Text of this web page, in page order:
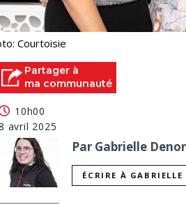
Courtoisie
Partager à
ma communauté
10h00
avril 2025
Par Gabrielle
ÉCRIRE À GABRIELLE